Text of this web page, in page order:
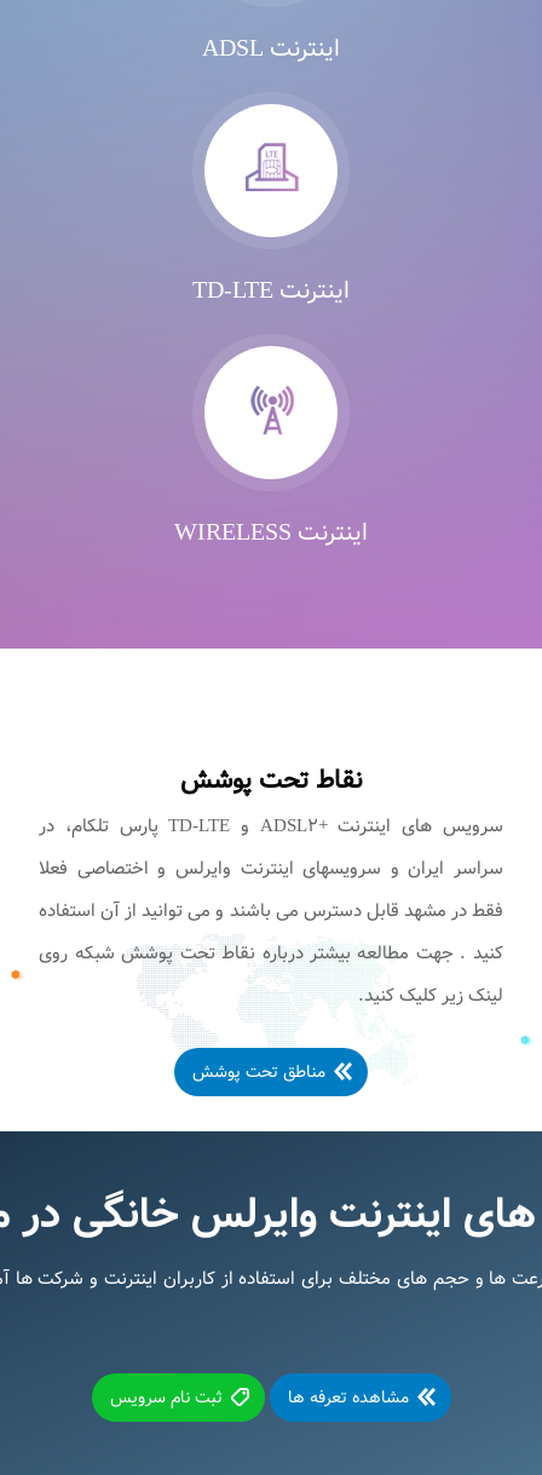
اینترنت ADSL
اینترنت TD-LTE
اینترنت WIRELESS
نقاط تحت پوشش
سرویس های اینترنت +ADSL۲ و TD-LTE پارس تلکام، در
سراسر ایران و سرویسهای اینترنت وایرلس و اختصاصی فعلا
فقط در مشهد قابل دسترس می باشند و می توانید از آن استفاده
کنید . جهت مطالعه بیشتر درباره نقاط تحت پوشش شبکه روی
لینک زیر کلیک کنید.
مناطق تحت پوشش
اینترنت وایرلس خانگی
ها و حجم های مختلف برای استفاده از کاربران اینترنت و شرکت
مشاهده تعرفه ها ثبت نام سرویس